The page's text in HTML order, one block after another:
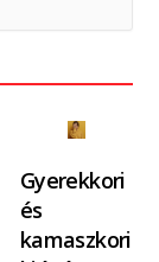
Gyerekkori
és
kamaszkori